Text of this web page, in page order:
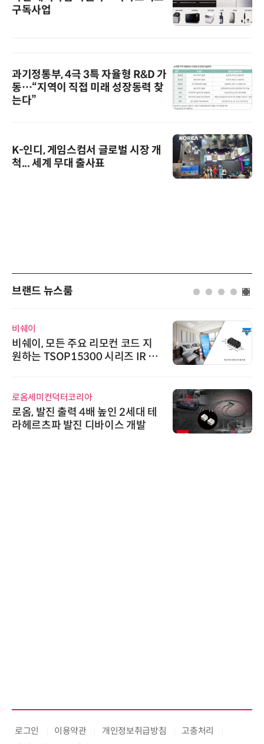
구독사업
과기정통부, 4극 3특 자율형 R&D 가
동…“지역이 직접 미래 성장동력 찾
는다”
K-인디, 게임스컴서 글로벌 시장 개
척... 세계 무대 출사표
브랜드 뉴스룸
비쉐이
비쉐이, 모든 주요 리모컨 코드 지
원하는 TSOP15300 시리즈 IR 수
로옴세미컨덕터코리아
로옴, 발진 출력 4배 높인 2세대 테
라헤르츠파 발진 디바이스 개발
로그인 이용약관 개인정보취급방침
고충처리